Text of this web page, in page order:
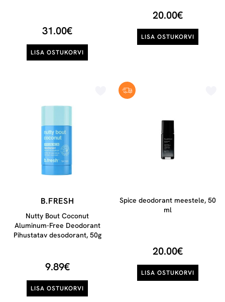
31.00€
LISA OSTUKORVI
20.00€
LISA OSTUKORVI
B.FRESH
Nutty Bout Coconut
Aluminum-Free Deodorant
Pihustatav desodorant, 50g
9.89€
LISA OSTUKORVI
Spice deodorant meestele, 50
ml
20.00€
LISA OSTUKORVI